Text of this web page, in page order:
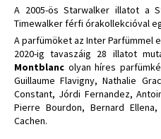
A 2005-ös Starwalker illatot a
Timewalker férfi órakollekcióval
A parfümöket az Inter Parfümmel
2020-ig tavaszáig 28 illatot
Montblanc olyan híres
Guillaume Flavigny, Nathalie
Constant, Jórdi Fernandez,
Pierre Bourdon, Bernard
Cachen.